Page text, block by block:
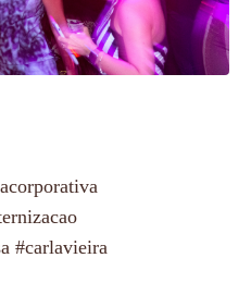
#carlavieira